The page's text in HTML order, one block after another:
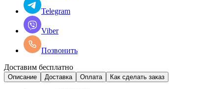
Telegram
Viber
Позвонить
Доставим бесплатно
Описание Доставка Оплата Как сделать заказ